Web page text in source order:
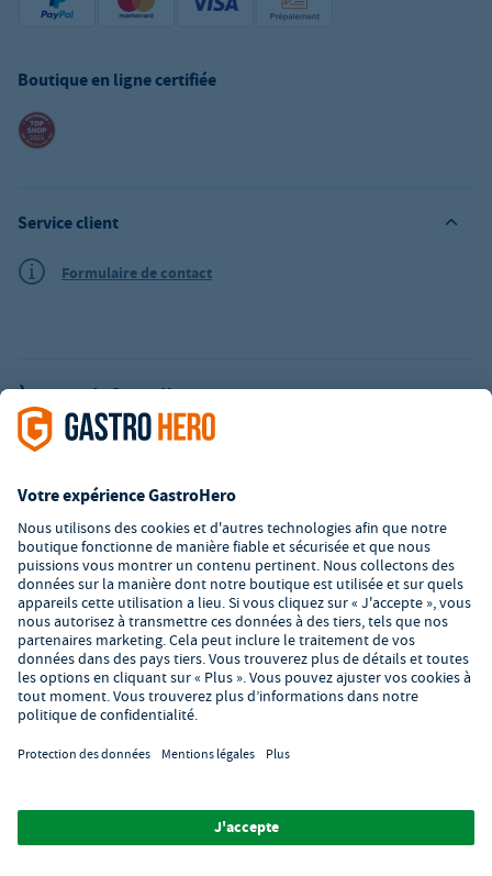
Boutique en ligne certifiée
À propos de GastroHero
Service client
Formulaire de contact
L’offre de la société GastroHero est exclusivement destinée aux
entreprises. Tous les prix sont des prix unitaires nets majorés de
la TVA légale en vigueur. Toutes les illustrations sont similaires.
Certaines méthodes de paiement peuvent entraîner des frais
supplémentaires.
² PVC : Prix de Vente Conseillé par le fabricant
de port s'élèvent à 7,90€ (hors TVA).